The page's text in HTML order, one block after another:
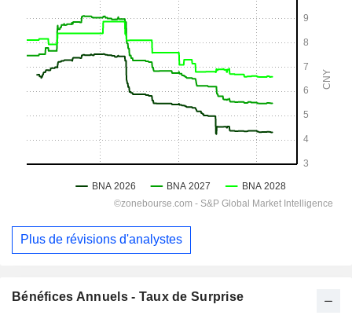
Plus de révisions d'analystes
Bénéfices Annuels - Taux de Surprise